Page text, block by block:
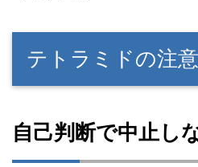
テトラミドの注
自己判断で中止し